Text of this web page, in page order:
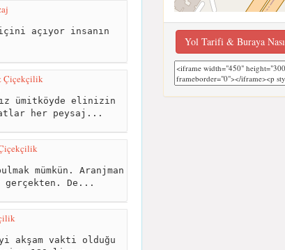
açıyor insanın
Çiçekçilik
ümitköyde elinizin
her peysaj...
mümkün. Aranjman
gerçekten. De...
akşam vakti olduğu
Yol Tarifi & Buraya